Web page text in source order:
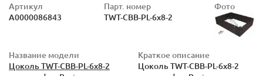
Артикул
А0000086843
Парт. номер
TWT-CBB-PL-6x8-2
Фото
Название модели
Цоколь TWT-CBB-PL-6x8-2
Краткое описание
Цоколь TWT-CBB-PL-6x8-2